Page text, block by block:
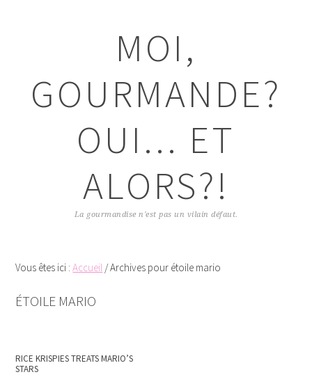
principale
MOI,
GOURMANDE?
OUI... ET
ALORS?!
La gourmandise n'est pas un vilain défaut.
Vous êtes ici :Accueil /Archives pour étoile mario
ÉTOILE MARIO
RICE KRISPIES TREATS MARIO’S
STARS